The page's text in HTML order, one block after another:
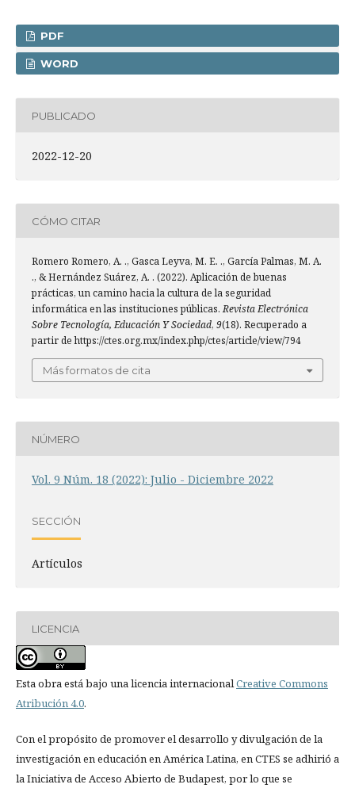
PDF
WORD
PUBLICADO
2022-12-20
CÓMO CITAR
Romero Romero, A. ., Gasca Leyva, M. E. ., García Palmas, M. A.
., & Hernández Suárez, A. . (2022). Aplicación de buenas
prácticas, un camino hacia la cultura de la seguridad
informática en las instituciones públicas.Revista Electrónica
Sobre Tecnología, Educación Y Sociedad, 9(18). Recuperado a
partir de https://ctes.org.mx/index.php/ctes/article/view/794
Más formatos de cita
NÚMERO
Vol. 9 Núm. 18 (2022): Julio - Diciembre 2022
SECCIÓN
Artículos
LICENCIA
Esta obra está bajo una licencia internacionalCreative Commons
Atribución 4.0.
Con el propósito de promover el desarrollo y divulgación de la
investigación en educación en América Latina, en CTES se adhirió a
la Iniciativa de Acceso Abierto de Budapest, por lo que se